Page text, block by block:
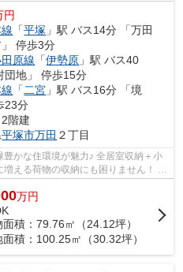
円
「平塚 」駅 バス14分 「万田
停歩3分
原線 「伊勢原 」駅 バス40
団地」 停歩15分
「 二宮 」駅 バス16分 「境
23分
階建
平塚市万田 ２丁目
かな住環境が魅力♪ 全居室収納＋小
える荷物の収納にも困りません！ メ
万円
面積：79.76㎡（24.12坪）
面積：100.25㎡（30.32坪）